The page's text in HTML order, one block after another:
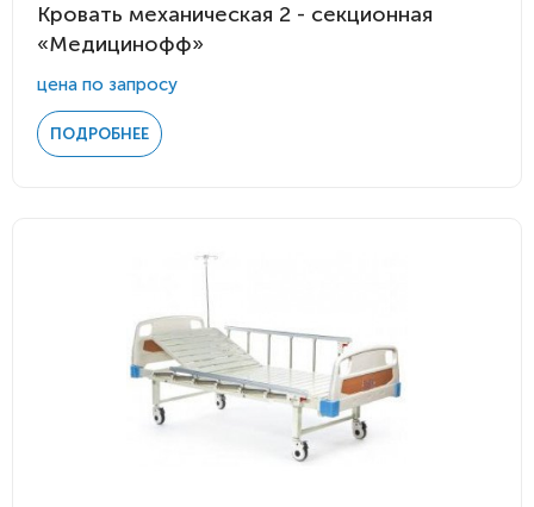
Кровать механическая 2 - секционная
«Медицинофф»
цена по запросу
ПОДРОБНЕЕ